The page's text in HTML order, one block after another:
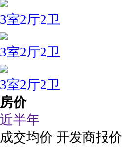
3室2厅2卫
3室2厅2卫
3室2厅2卫
房价
近半年
成交均价 开发商报价